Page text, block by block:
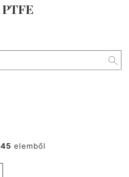
PTFE
45 elemből